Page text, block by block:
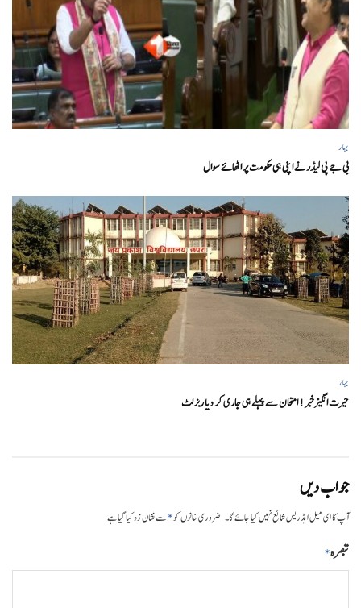
بہار
بی جے پی لیڈر نے اپنی ہی حکومت پر اٹھائے سوال
بہار
حیرت انگیزخبر ! امتحان سے پہلے ہی جاری کر دیا ریزلٹ
جواب دیں
آپ کا ای میل ایڈریس شائع نہیں کیا جائے گا۔ ضروری خانوں کو*سے نشان زد کیا گیا ہے
تبصرہ*